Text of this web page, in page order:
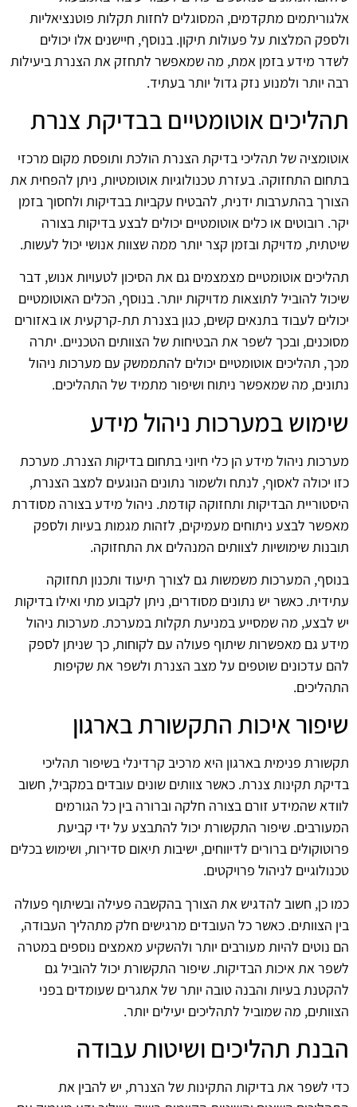
אלגוריתמים מתקדמים, המסוגלים לחזות תקלות פוטנציאליות
ולספק המלצות על פעולות תיקון. בנוסף, חיישנים אלו יכולים
לשדר מידע בזמן אמת, מה שמאפשר לתחזק את הצנרת ביעילות
רבה יותר ולמנוע נזק גדול יותר בעתיד.
תהליכים אוטומטיים בבדיקת צנרת
אוטומציה של תהליכי בדיקת הצנרת הולכת ותופסת מקום מרכזי
בתחום התחזוקה. בעזרת טכנולוגיות אוטומטיות, ניתן להפחית את
הצורך בהתערבות ידנית, להבטיח עקביות בבדיקות ולחסוך בזמן
יקר. רובוטים או כלים אוטומטיים יכולים לבצע בדיקות בצורה
שיטתית, מדויקת ובזמן קצר יותר ממה שצוות אנושי יכול לעשות.
תהליכים אוטומטיים מצמצמים גם את הסיכון לטעויות אנוש, דבר
שיכול להוביל לתוצאות מדויקות יותר. בנוסף, הכלים האוטומטיים
יכולים לעבוד בתנאים קשים, כגון בצנרת תת-קרקעית או באזורים
מסוכנים, ובכך לשפר את הבטיחות של הצוותים הטכניים. יתרה
מכך, תהליכים אוטומטיים יכולים להתממשק עם מערכות ניהול
נתונים, מה שמאפשר ניתוח ושיפור מתמיד של התהליכים.
שימוש במערכות ניהול מידע
מערכות ניהול מידע הן כלי חיוני בתחום בדיקות הצנרת. מערכת
כזו יכולה לאסוף, לנתח ולשמור נתונים הנוגעים למצב הצנרת,
היסטוריית הבדיקות ותחזוקה קודמת. ניהול מידע בצורה מסודרת
מאפשר לבצע ניתוחים מעמיקים, לזהות מגמות בעיות ולספק
תובנות שימושיות לצוותים המנהלים את התחזוקה.
בנוסף, המערכות משמשות גם לצורך תיעוד ותכנון תחזוקה
עתידית. כאשר יש נתונים מסודרים, ניתן לקבוע מתי ואילו בדיקות
יש לבצע, מה שמסייע במניעת תקלות במערכת. מערכות ניהול
מידע גם מאפשרות שיתוף פעולה עם לקוחות, כך שניתן לספק
להם עדכונים שוטפים על מצב הצנרת ולשפר את שקיפות
התהליכים.
שיפור איכות התקשורת בארגון
תקשורת פנימית בארגון היא מרכיב קרדינלי בשיפור תהליכי
בדיקת תקינות צנרת. כאשר צוותים שונים עובדים במקביל, חשוב
לוודא שהמידע זורם בצורה חלקה וברורה בין כל הגורמים
המעורבים. שיפור התקשורת יכול להתבצע על ידי קביעת
פרוטוקולים ברורים לדיווחים, ישיבות תיאום סדירות, ושימוש בכלים
טכנולוגיים לניהול פרויקטים.
כמו כן, חשוב להדגיש את הצורך בהקשבה פעילה ובשיתוף פעולה
בין הצוותים. כאשר כל העובדים מרגישים חלק מתהליך העבודה,
הם נוטים להיות מעורבים יותר ולהשקיע מאמצים נוספים במטרה
לשפר את איכות הבדיקות. שיפור התקשורת יכול להוביל גם
להקטנת בעיות והבנה טובה יותר של אתגרים שעומדים בפני
הצוותים, מה שמוביל לתהליכים יעילים יותר.
הבנת תהליכים ושיטות עבודה
כדי לשפר את בדיקות התקינות של הצנרת, יש להבין את